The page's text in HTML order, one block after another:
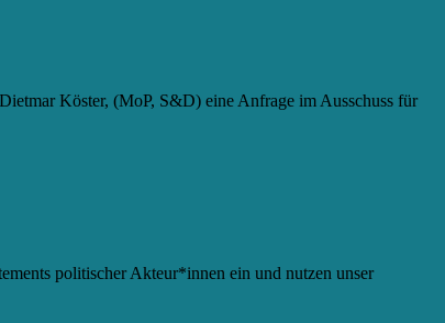
Köster, (MoP, S&D) eine Anfrage im Ausschuss für
politischer Akteur*innen ein und nutzen unser